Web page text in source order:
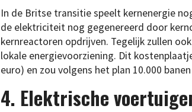
In de Britse transitie speelt kernenergie
de elektriciteit nog gegenereerd door
kernreactoren opdrijven. Tegelijk zullen
lokale energievoorziening. Dit
euro) en zou volgens het plan 10.000
4. Elektrische